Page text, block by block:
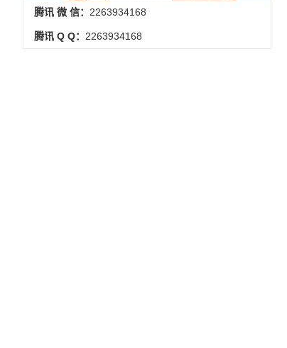
腾讯 微 信： 2263934168
腾讯 Q Q： 2263934168